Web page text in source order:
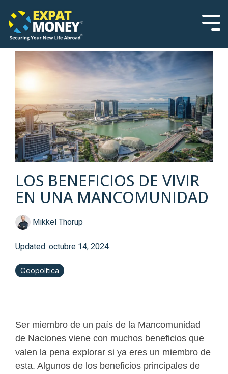
note:
This
website
accessibility
system.
the
main
LOS BENEFICIOS DE VIVIR
EN UNA MANCOMUNIDAD
Mikkel Thorup
Updated: octubre 14, 2024
Geopolítica
Ser miembro de un país de la Mancomunidad
de Naciones viene con muchos beneficios que
valen la pena explorar si ya eres un miembro de
esta. Algunos de los beneficios principales de